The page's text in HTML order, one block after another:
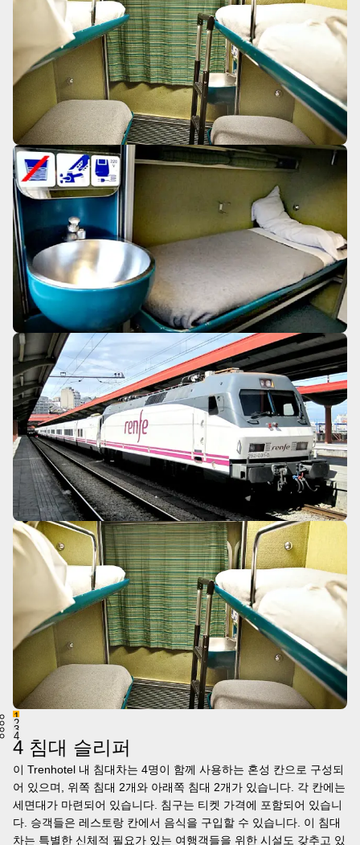
1
2
3
4
4 침대 슬리퍼
이 Trenhotel 내 침대차는 4명이 함께 사용하는 혼성 칸으로 구성되
어 있으며, 위쪽 침대 2개와 아래쪽 침대 2개가 있습니다. 각 칸에는
세면대가 마련되어 있습니다. 침구는 티켓 가격에 포함되어 있습니
다. 승객들은 레스토랑 칸에서 음식을 구입할 수 있습니다. 이 침대
차는 특별한 신체적 필요가 있는 여행객들을 위한 시설도 갖추고 있